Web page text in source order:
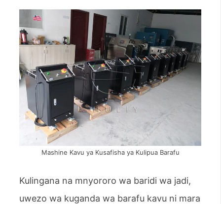
Mashine Kavu ya Kusafisha ya Kulipua Barafu
Kulingana na mnyororo wa baridi wa jadi,
uwezo wa kuganda wa barafu kavu ni mara